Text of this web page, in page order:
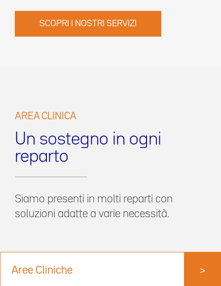
SCOPRI I NOSTRI SERVIZI
AREA CLINICA
Un sostegno in ogni
reparto
Siamo presenti in molti reparti con
soluzioni adatte a varie necessità.
Aree Cliniche >